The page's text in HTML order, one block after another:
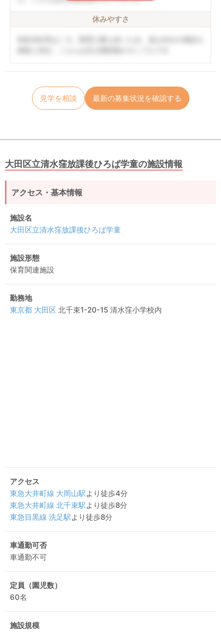
休みやすさ
見学を相談 最新の募集状況を確認する
大田区立清水窪放課後ひろば学童の施設情報
アクセス・基本情報
施設名
大田区立清水窪放課後ひろば学童
施設形態
保育関連施設
勤務地
東京都 大田区 北千束1-20-15 清水窪小学校内
アクセス
東急大井町線 大岡山駅より徒歩4分
東急大井町線 北千束駅より徒歩8分
東急目黒線 洗足駅より徒歩8分
車通勤可否
車通勤不可
定員（園児数）
60名
施設規模